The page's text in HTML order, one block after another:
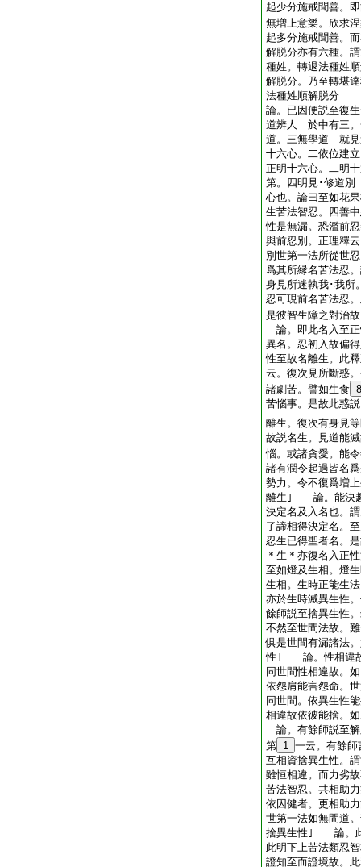
起少分施戒聞善。
無増上意樂。欣求
起多分施戒聞善。
解脱分亦有六種。
種姓。轉退法種姓
解脱分。乃至轉堪
法種姓順解脱分
論。已因便説至復
道辨人 於中有三。
道。三無學道 就見
十六心。二依位建
正明十六心。二明
第。四明見･修道
心也。論曰至如花
生苦法智忍。四善
性是無漏。恐濫前
與前忍別。正理釋
別世第一法所從世
爲其所縁名苦法忍
身見所迷執我･我所
忍可現前名苦法忍
是彼智生障之對治
論。即此名入至
異名。忍初入故
性至故名離生。此
云。復次見所斷惑
諸劇苦。譬如生食 8
苦惱事。是故此惑
離生。復次有身見
故説名生。見道能
惱。或諸貪愛。能
諸有潤令起過皆名
勢力。令不復爲増
離生｣ 論。能決趣
決定名及入名也。
了諦相得決定名。
忍生已得聖者名。
＊生＊亦復名入
至如燈及生相。燈
生相。生時正能生
亦於生時滅異生
餘師説至捨異生
不然至世間法故。
倶是世間有漏諸法
性｣ 論。性相違故
同世間性相違故。
依怨肩能害怨命。
同世間。依異生性
相違故依彼能捨。
論。有餘師説至
第 1 一云。有餘師
互相資捨異生性。
雖恒相違。而力劣
苦法智忍。共相助
依因健者。更相助
世第一法如無間道
捨異生性｣ 論。此
此明下上苦法類
證知至而證境故。